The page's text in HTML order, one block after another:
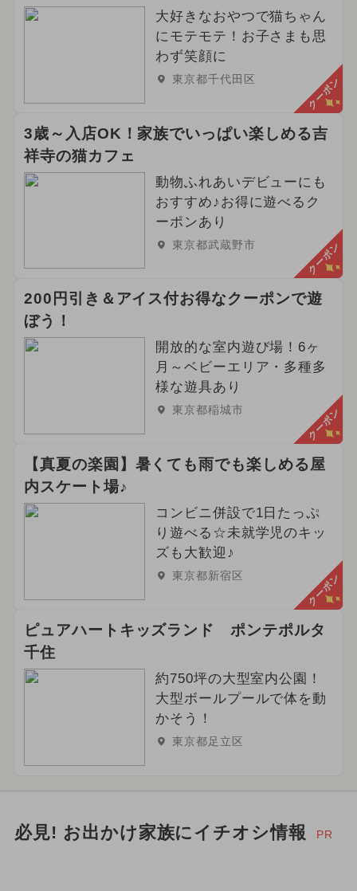
大好きなおやつで猫ちゃん
にモテモテ！お子さまも思
わず笑顔に
東京都千代田区 クーポン
3歳～入店OK！家族でいっぱい楽しめる吉
祥寺の猫カフェ
動物ふれあいデビューにも
おすすめ♪お得に遊べるク
ーポンあり
東京都武蔵野市 クーポン
200円引き＆アイス付お得なクーポンで遊
ぼう！
開放的な室内遊び場！6ヶ
月～ベビーエリア・多種多
様な遊具あり
東京都稲城市 クーポン
【真夏の楽園】暑くても雨でも楽しめる屋
内スケート場♪
コンビニ併設で1日たっぷ
り遊べる☆未就学児のキッ
ズも大歓迎♪
東京都新宿区 クーポン
ピュアハートキッズランド ポンテポルタ
千住
約750坪の大型室内公園！
大型ボールプールで体を動
かそう！
東京都足立区
必見! お出かけ家族にイチオシ情報 PR